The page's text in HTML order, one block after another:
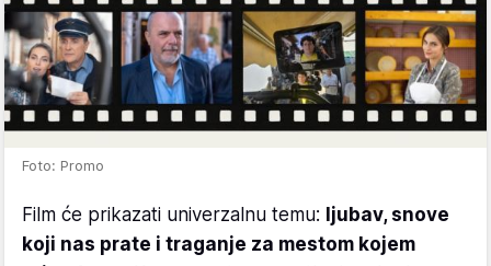
Foto: Promo
Film će prikazati univerzalnu temu: ljubav, snove
koji nas prate i traganje za mestom kojem